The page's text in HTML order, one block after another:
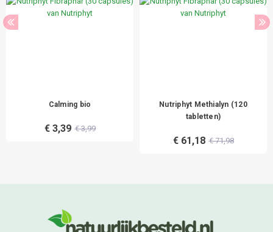
Calming bio
€ 3,39 € 3,99
Nutriphyt Methialyn (120
tabletten)
€ 61,18 € 71,98